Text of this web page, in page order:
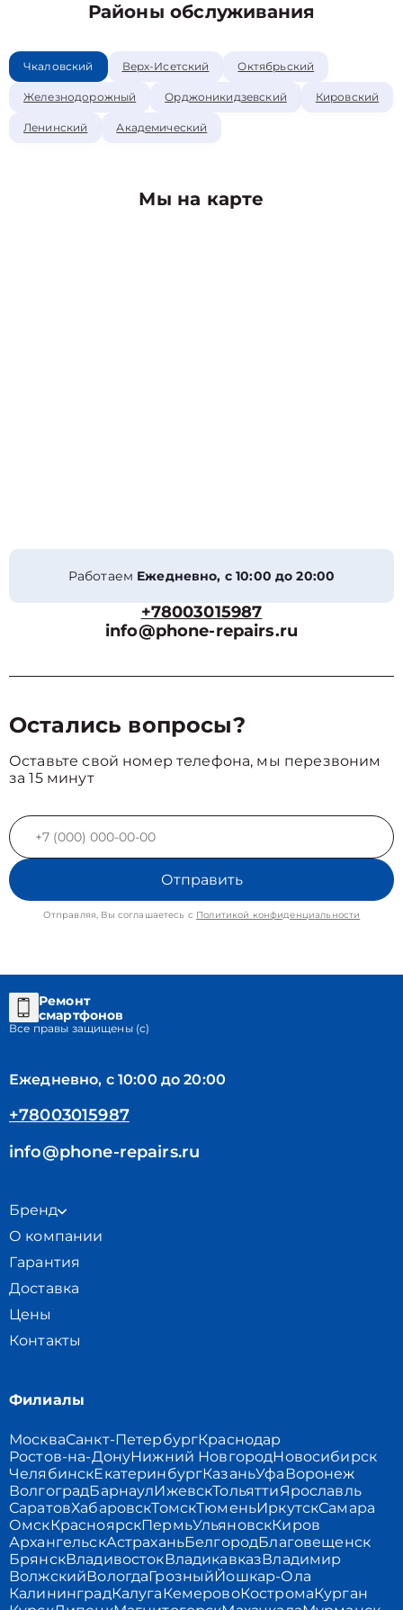
Районы обслуживания
Чкаловский Верх-Исетский Октябрьский
Железнодорожный Орджоникидзевский Кировский
Ленинский Академический
Мы на карте
Работаем Ежедневно, с 10:00 до 20:00
+78003015987
info@phone-repairs.ru
Остались вопросы?
Оставьте свой номер телефона, мы перезвоним
за 15 минут
Отправить
Отправляя, Вы соглашаетесь с Политикой конфиденциальности
Ремонт
смартфонов
Все правы защищены (с)
Ежедневно, с 10:00 до 20:00
+78003015987
info@phone-repairs.ru
Бренд
О компании
Гарантия
Доставка
Цены
Контакты
Филиалы
МоскваСанкт-ПетербургКраснодар
Ростов-на-ДонуНижний НовгородНовосибирск
ЧелябинскЕкатеринбургКазаньУфаВоронеж
ВолгоградБарнаулИжевскТольяттиЯрославль
СаратовХабаровскТомскТюменьИркутскСамара
ОмскКрасноярскПермьУльяновскКиров
АрхангельскАстраханьБелгородБлаговещенск
БрянскВладивостокВладикавказВладимир
ВолжскийВологдаГрозныйЙошкар-Ола
КалининградКалугаКемеровоКостромаКурган